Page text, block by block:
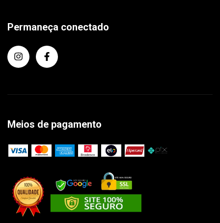
Permaneça conectado
Meios de pagamento